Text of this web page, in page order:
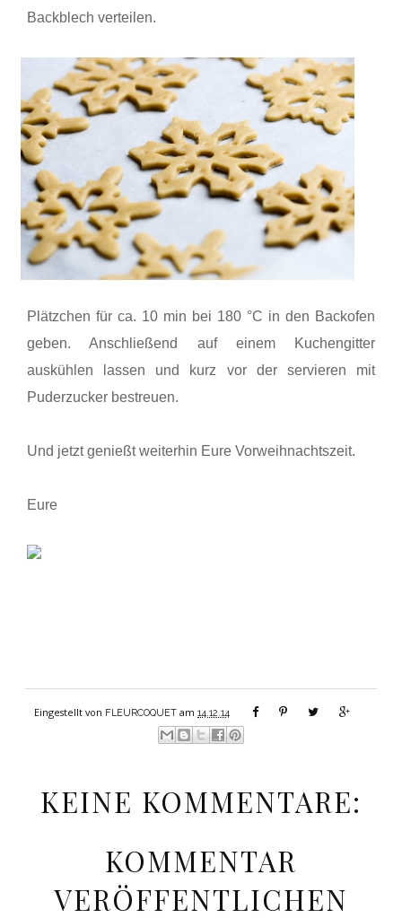
Backblech verteilen.
Plätzchen für ca. 10 min bei 180 °C in den Backofen
geben. Anschließend auf einem Kuchengitter
auskühlen lassen und kurz vor der servieren mit
Puderzucker bestreuen.
Und jetzt genießt weiterhin Eure Vorweihnachtszeit.
Eure
Eingestellt von FLEURCOQUET am 14.12.14
KEINE KOMMENTARE:
KOMMENTAR
VERÖFFENTLICHEN